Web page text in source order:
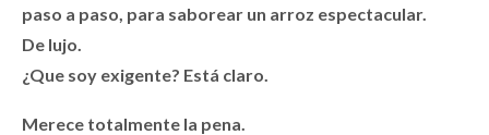
paso a paso, para saborear un arroz espectacular.
De lujo.
¿Que soy exigente? Está claro.
Merece totalmente la pena.